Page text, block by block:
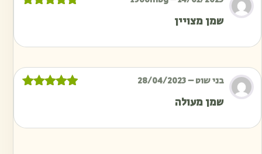
שמן מצויין
בני שוט–
28/04/2023
שמן מעולה